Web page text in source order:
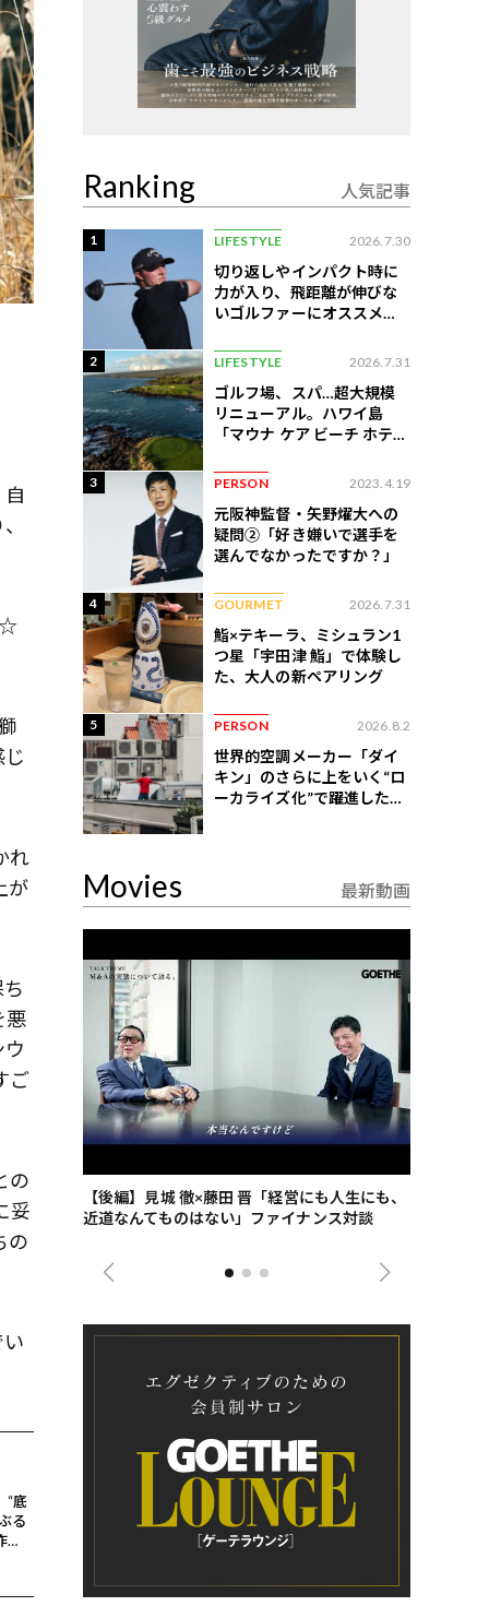
☆
れ
が
悪
ご
の
妥
の
“底
る
Ranking 人気記事
1 LIFESTYLE 2026.7.30
切り返しやインパクト時に
力が入り、飛距離が伸びな
いゴルファーにオススメの
2 LIFESTYLE 2026.7.31
ゴルフ場、スパ…超大規模
リニューアル。ハワイ島
「マウナ ケア ビーチ ホテ
3 PERSON 2023.4.19
元阪神監督・矢野燿大への
疑問②「好き嫌いで選手を
選んでなかったですか？」
4 GOURMET 2026.7.31
鮨×テキーラ、ミシュラン1
つ星「宇田津 鮨」で体験し
た、大人の新ペアリング
5 PERSON 2026.8.2
世界的空調メーカー「ダイ
キン」のさらに上をいく“ロ
ーカライズ化”で躍進したイ
Movies 最新動画
た、海最
【後編】見城 徹×藤田 晋「経営にも人生にも、
近道なんてものはない」ファイナンス対談